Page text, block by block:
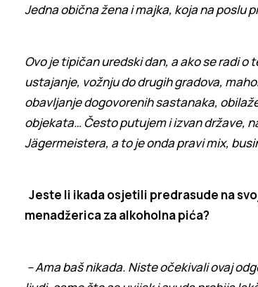
Jedna obična žena i majka, koja na poslu
Ovo je tipičan uredski dan, a ako se radi
ustajanje, vožnju do drugih gradova,
obavljanje dogovorenih sastanaka,
objekata… Često putujem i izvan države,
Jägermeistera, a to je onda pravi mix,
Jeste li ikada osjetili predrasude na
menadžerica za alkoholna pića?
– Ama baš nikada. Niste očekivali ovaj